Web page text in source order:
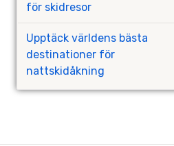
för skidresor
Upptäck världens bästa
destinationer för
nattskidåkning